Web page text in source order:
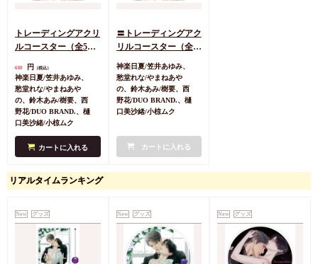
トレーディングアクリ
ルコースター（全5
特別企画第二弾 花丸
文庫スペシャルセレク
ションフェアグッズ】
660 円 （税込）
神楽日夏/笠井あゆみ、
愁堂れな/やまねあや
の、鈴木あみ/樹要、西
野花/DUO BRAND.、樋
口美沙緒/小椋ムク
カートに入れる
〓トレーディングアク
リルコースター（全5
種）【花丸35周年記念
特別企画第二弾 花丸
文庫スペシャルセレク
ションフェアグッズ】
神楽日夏/笠井あゆみ、
愁堂れな/やまねあや
の、鈴木あみ/樹要、西
野花/DUO BRAND.、樋
口美沙緒/小椋ムク
カートに入れる
リアルタイムランキング
New グッズ New グッズ New グッズ